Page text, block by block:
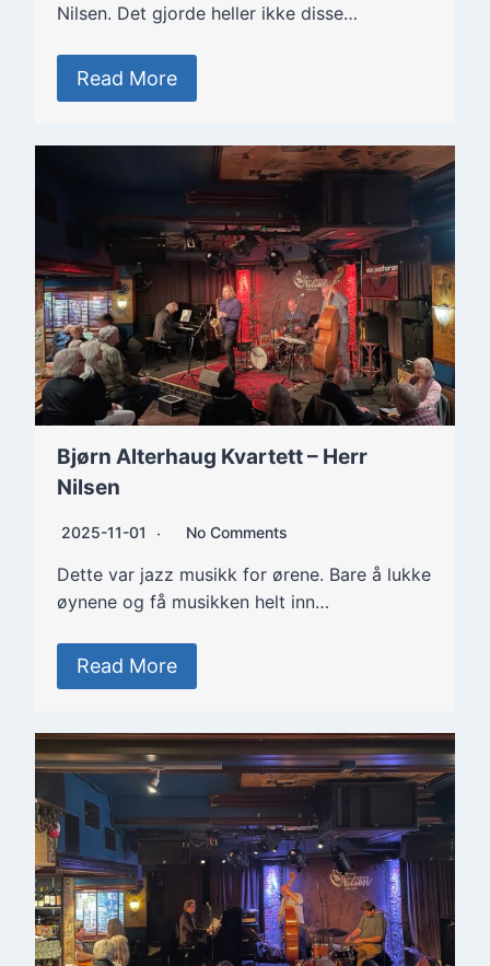
Nilsen. Det gjorde heller ikke disse…
Read More
Bjørn Alterhaug Kvartett – Herr
Nilsen
2025-11-01 No Comments
Dette var jazz musikk for ørene. Bare å lukke
øynene og få musikken helt inn…
Read More